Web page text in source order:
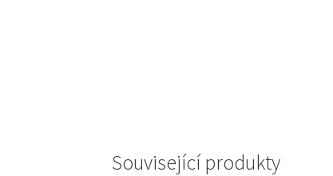
Související produkty